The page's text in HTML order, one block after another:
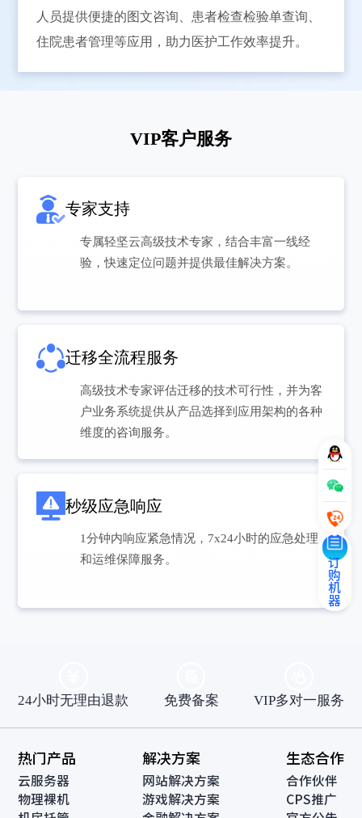
人员提供便捷的图文咨询、患者检查检验单查询、
住院患者管理等应用，助力医护工作效率提升。
VIP客户服务
专家支持
专属轻坚云高级技术专家，结合丰富一线经
验，快速定位问题并提供最佳解决方案。
迁移全流程服务
高级技术专家评估迁移的技术可行性，并为客
户业务系统提供从产品选择到应用架构的各种
维度的咨询服务。
秒级应急响应
1分钟内响应紧急情况，7x24小时的应急处理
和运维保障服务。
订购机器
24小时无理由退款 免费备案 VIP多对一服务
热门产品
云服务器
物理裸机
解决方案
网站解决方案
游戏解决方案
生态合作
合作伙伴
CPS推广